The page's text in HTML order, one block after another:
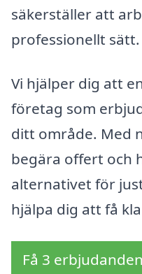
säkerställer att
professionellt sätt.
Vi hjälper dig att
företag som
ditt område. Med
begära offert och
alternativet för
hjälpa dig att få
Få 3